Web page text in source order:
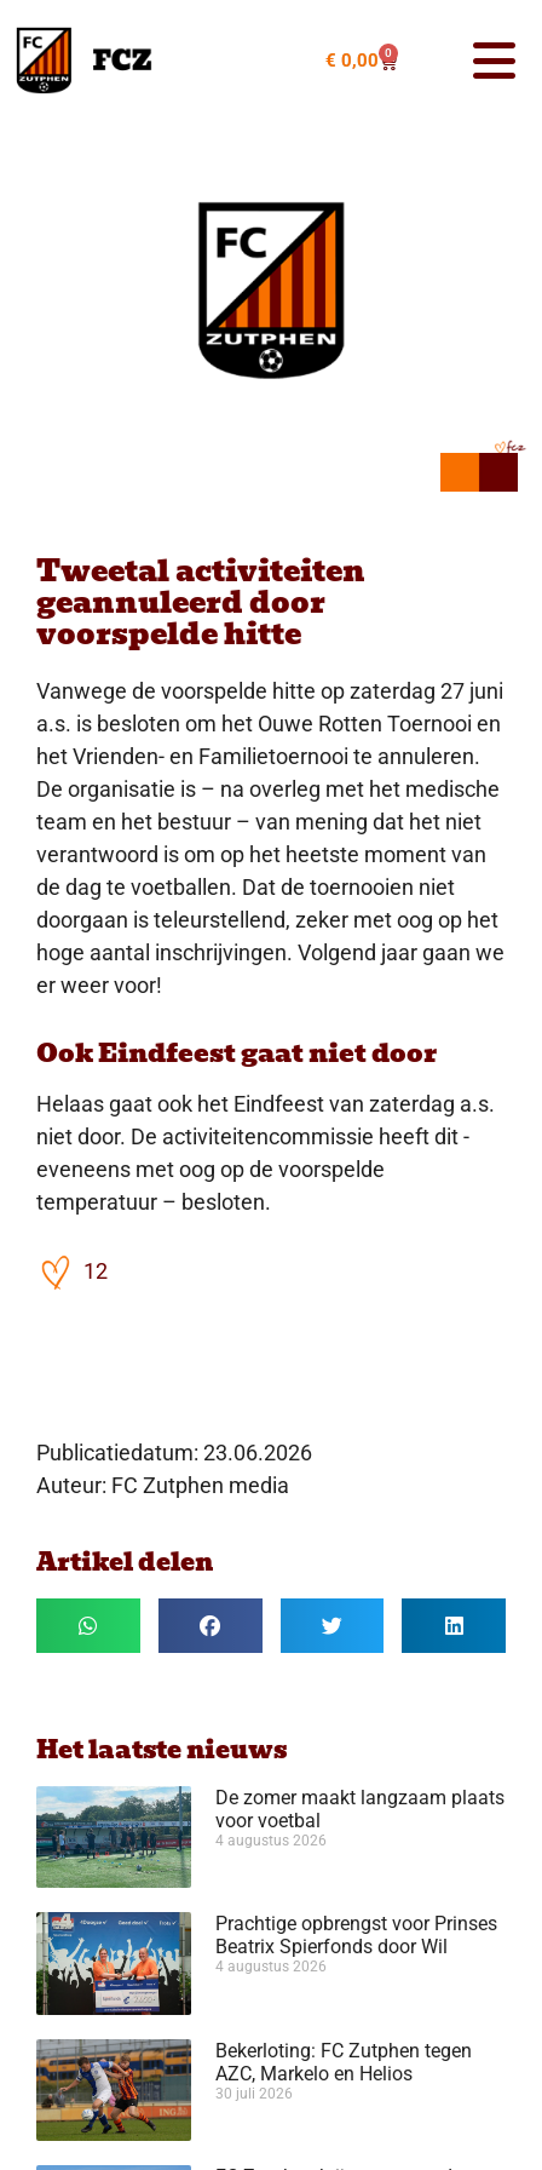
€ 0,00 0
Tweetal activiteiten
geannuleerd door
voorspelde hitte
Vanwege de voorspelde hitte op zaterdag 27 juni
a.s. is besloten om het Ouwe Rotten Toernooi en
het Vrienden- en Familietoernooi te annuleren.
De organisatie is – na overleg met het medische
team en het bestuur – van mening dat het niet
verantwoord is om op het heetste moment van
de dag te voetballen. Dat de toernooien niet
doorgaan is teleurstellend, zeker met oog op het
hoge aantal inschrijvingen. Volgend jaar gaan we
er weer voor!
Ook Eindfeest gaat niet door
Helaas gaat ook het Eindfeest van zaterdag a.s.
niet door. De activiteitencommissie heeft dit -
eveneens met oog op de voorspelde
temperatuur – besloten.
12
Publicatiedatum: 23.06.2026
Auteur: FC Zutphen media
Artikel delen
Het laatste nieuws
De zomer maakt langzaam plaats
voor voetbal
4 augustus 2026
Prachtige opbrengst voor Prinses
Beatrix Spierfonds door Wil
4 augustus 2026
Bekerloting: FC Zutphen tegen
AZC, Markelo en Helios
30 juli 2026